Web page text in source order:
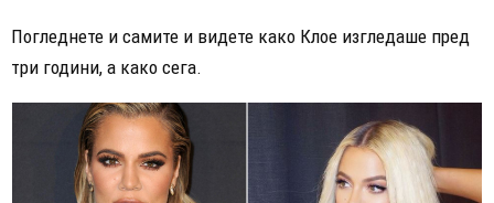
Погледнете и самите и видете како Клое изгледаше пред
три години, а како сега.